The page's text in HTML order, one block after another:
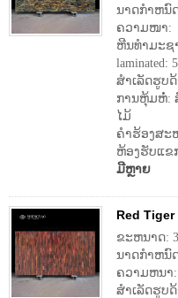
ນາດກໍາຫນົດ
ຄວາມໜາ:
ຫີນທໍາມະຊາ
laminated:
ສໍາເລັດຮູບ
ການຫຸ້ມຫໍ່:
ໄມ້
ຄໍາຮ້ອງສະ
ຫ້ອງຮັບແຂ
ມີຫຼາຍ
Red
ຂະຫນາດ:
ນາດກໍາຫນົດ
ຄວາມຫນາ:
ສໍາເລັດຮູບ